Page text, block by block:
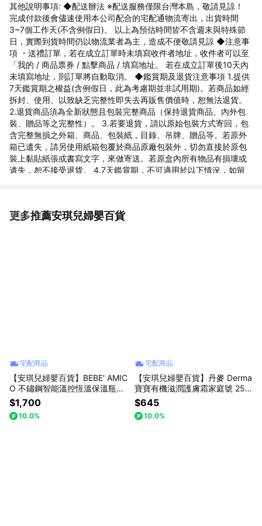
其他說明事項: ◆配送辦法 ※配送服務僅限台灣本島，敬請見諒！
完成付款後會儘速使用本公司配合的宅配通物流寄出，出貨時間
3~7個工作天(不含例假日)。 以上為預估時間皆不含週末與特殊節
日，實際到貨時間仍以物流業者為主，造成不便敬請見諒 ◆注意事
項 ・送禮訂單，若在成立訂單時未填寫收件者地址，收件者可以至
「我的 / 商品票券 / 點擊商品 / 填寫地址。 若在成立訂單後10天內
未填寫地址，則訂單將自動取消。 ◆鑑賞期及退貨注意事項 1.提供
7天鑑賞期之權益(含例假日，此為考慮期並非試用期)。若商品如經
拆封、使用、以致缺乏完整性即失去再販售價值時，恕無法退貨。
2.退貨商品須為全新狀態且包裝完整商品（保持退貨商品、內外包
裝、贈品等之完整性）。 3.若要退貨，請以原始包裝方式寄回，包
含完整無損之外箱、商品、包裝紙，目錄、吊牌、贈品等。若原外
箱已遺失，請另使用紙箱包覆於商品原廠包裝外，切勿直接於原包
裝上黏貼紙張或書寫文字，來做寄送。若原盒內所有物品有損壞或
遺失，恕不接受退貨。 4.7天鑑賞期，不可適用於以下情況，如留
場暫停回覆訊息及出貨。 ◆商家資訊 公司名稱:安琪兒婦嬰百貨 地
更多推薦安琪兒婦嬰百貨
看更多
宅配商品
【安琪兒婦嬰百貨】BEBE' AMIC
O 不鏽鋼智能溫控恆溫保溫瓶35
0ml
$1,700
10.0%
宅配商品
【安琪兒婦嬰百貨】丹麥 Derma
寶寶有機滋潤護膚霜家庭號 250
ml
$645
10.0%